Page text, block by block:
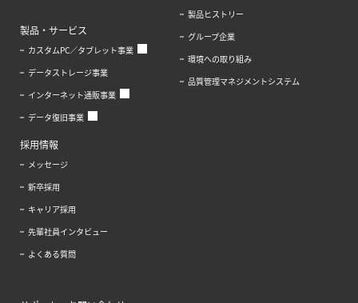
製品・サービス
カスタムPC／タブレット事業
データストレージ事業
インターネット通販事業
データ復旧事業
製品ヒストリー
グループ企業
環境への取り組み
品質管理マネジメントシステム
採用情報
メッセージ
新卒採用
キャリア採用
先輩社員インタビュー
よくある質問